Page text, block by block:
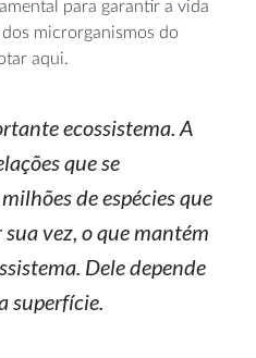
para garantir a vida
microrganismos do
aqui.
ecossistema. A
que se
de espécies que
vez, o que mantém
Dele depende
superfície.